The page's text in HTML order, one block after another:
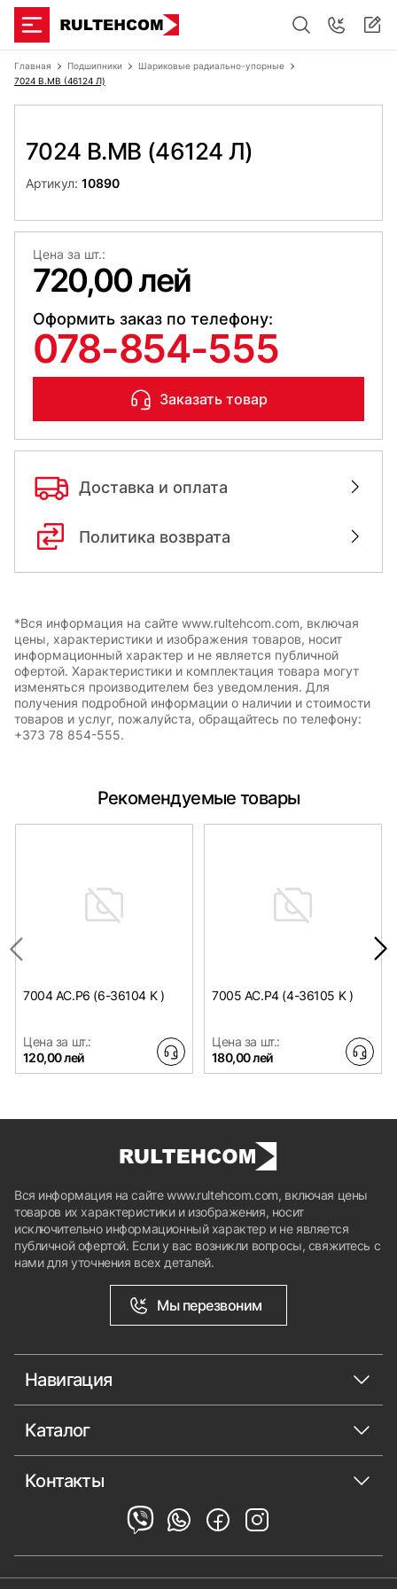
Главная Подшипники
Шариковые радиально-упорные
7024 B.MB (46124 Л)
7024 B.MB (46124 Л)
Артикул: 10890
Цена за шт.:
720,00 лей
Оформить заказ по телефону:
078-854-555
Заказать товар
Доставка и оплата
Политика возврата
*Вся информация на сайте www.rultehcom.com, включая
цены, характеристики и изображения товаров, носит
информационный характер и не является публичной
офертой. Характеристики и комплектация товара могут
изменяться производителем без уведомления. Для
получения подробной информации о наличии и стоимости
товаров и услуг, пожалуйста, обращайтесь по телефону:
+373 78 854-555.
Рекомендуемые товары
7004 AC.P6 (6-36104 K )
Цена за шт.:
120,00 лей
7005 AC.P4 (4-36105 K )
Цена за шт.:
180,00 лей
Вся информация на сайте www.rultehcom.com, включая цены
товаров их характеристики и изображения, носит
исключительно информационный характер и не является
публичной офертой. Если у вас возникли вопросы, свяжитесь с
нами для уточнения всех деталей.
Мы перезвоним
Навигация
Каталог
Контакты